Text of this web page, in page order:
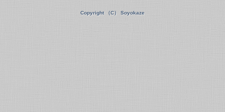
Copyright （C） Soyokaze